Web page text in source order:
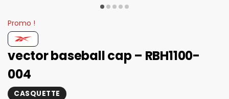
Promo !
vector baseball cap – RBH1100-
004
CASQUETTE